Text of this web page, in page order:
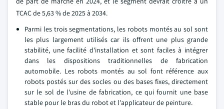
TCAC de 5,63 % de 2025 à 2034.
Parmi les trois segmentations, les robots montés au sol sont
les plus largement utilisés car ils offrent une plus grande
stabilité, une facilité d'installation et sont faciles à intégrer
dans les dispositions traditionnelles de fabrication
automobile. Les robots montés au sol font référence aux
robots postés sur des socles ou des bases fixes, directement
sur le sol de l'usine de fabrication, ce qui fournit une base
stable pour le bras du robot et l'applicateur de peinture.